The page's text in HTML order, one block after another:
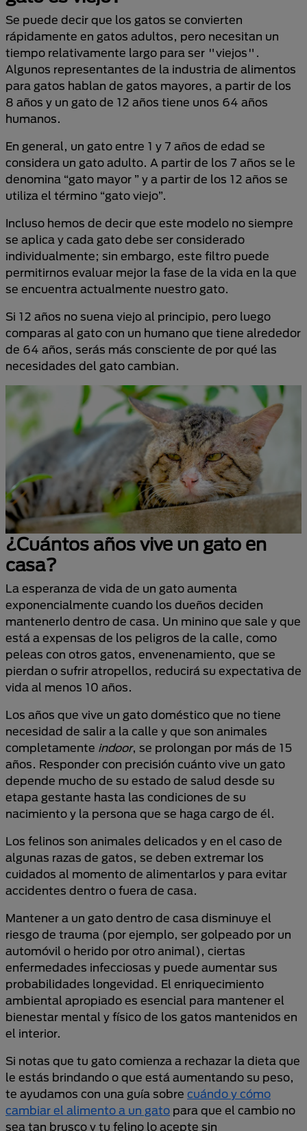
Se puede decir que los gatos se convierten
rápidamente en gatos adultos, pero necesitan un
tiempo relativamente largo para ser "viejos".
Algunos representantes de la industria de alimentos
para gatos hablan de gatos mayores, a partir de los
8 años y un gato de 12 años tiene unos 64 años
humanos.
En general, un gato entre 1 y 7 años de edad se
considera un gato adulto. A partir de los 7 años se le
denomina “gato mayor ” y a partir de los 12 años se
utiliza el término “gato viejo”.
Incluso hemos de decir que este modelo no siempre
se aplica y cada gato debe ser considerado
individualmente; sin embargo, este filtro puede
permitirnos evaluar mejor la fase de la vida en la que
se encuentra actualmente nuestro gato.
Si 12 años no suena viejo al principio, pero luego
comparas al gato con un humano que tiene alrededor
de 64 años, serás más consciente de por qué las
necesidades del gato cambian.
¿Cuántos años vive un gato en
casa?
La esperanza de vida de un gato aumenta
exponencialmente cuando los dueños deciden
mantenerlo dentro de casa. Un minino que sale y que
está a expensas de los peligros de la calle, como
peleas con otros gatos, envenenamiento, que se
pierdan o sufrir atropellos, reducirá su expectativa de
vida al menos 10 años.
Los años que vive un gato doméstico que no tiene
necesidad de salir a la calle y que son animales
completamente indoor, se prolongan por más de 15
años. Responder con precisión cuánto vive un gato
depende mucho de su estado de salud desde su
etapa gestante hasta las condiciones de su
nacimiento y la persona que se haga cargo de él.
Los felinos son animales delicados y en el caso de
algunas razas de gatos, se deben extremar los
cuidados al momento de alimentarlos y para evitar
accidentes dentro o fuera de casa.
Mantener a un gato dentro de casa disminuye el
riesgo de trauma (por ejemplo, ser golpeado por un
automóvil o herido por otro animal), ciertas
enfermedades infecciosas y puede aumentar sus
probabilidades longevidad. El enriquecimiento
ambiental apropiado es esencial para mantener el
bienestar mental y físico de los gatos mantenidos en
el interior.
Si notas que tu gato comienza a rechazar la dieta que
le estás brindando o que está aumentando su peso,
te ayudamos con una guía sobre cuándo y cómo
cambiar el alimento a un gato para que el cambio no
sea tan brusco y tu felino lo acepte sin